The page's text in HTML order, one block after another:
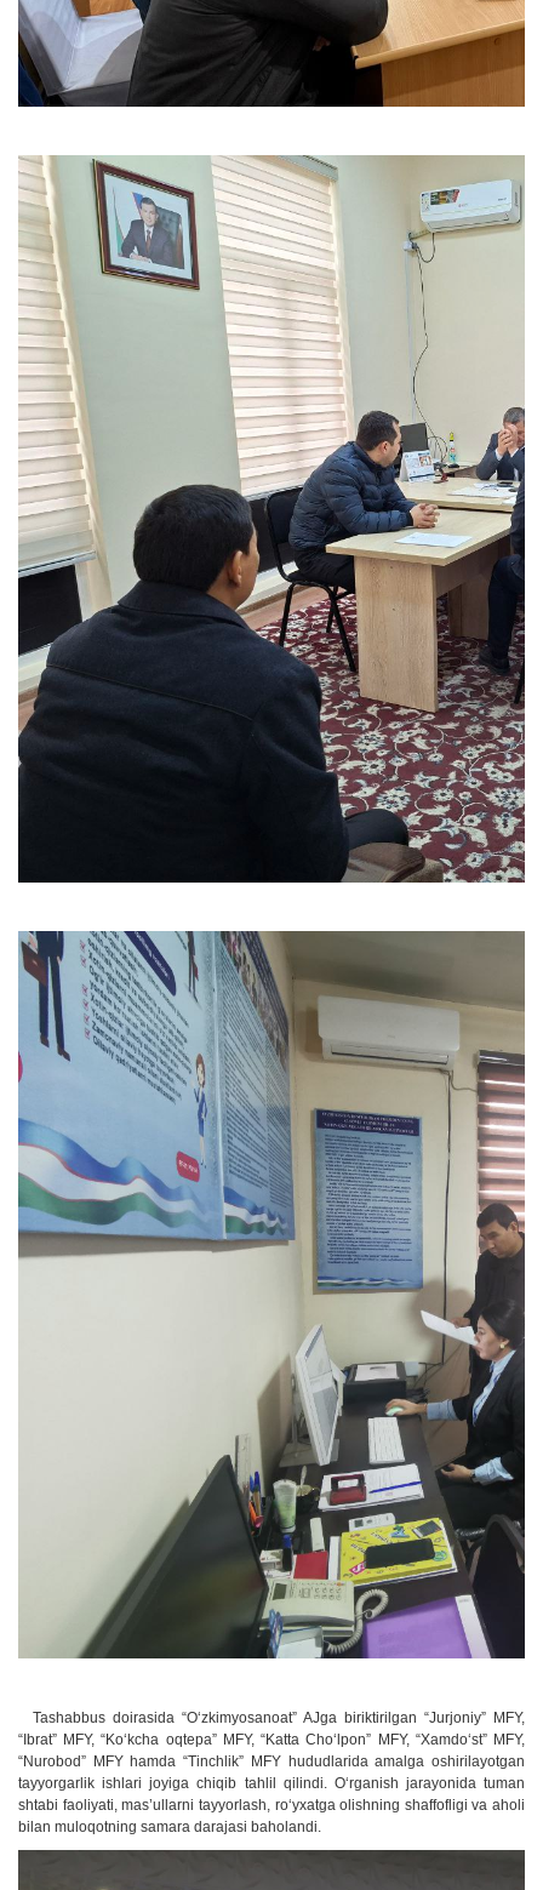
Tashabbus doirasida “O‘zkimyosanoat” AJga biriktirilgan “Jurjoniy” MFY,
“Ibrat” MFY, “Ko‘kcha oqtepa” MFY, “Katta Cho‘lpon” MFY, “Xamdo‘st” MFY,
“Nurobod” MFY hamda “Tinchlik” MFY hududlarida amalga oshirilayotgan
tayyorgarlik ishlari joyiga chiqib tahlil qilindi. O‘rganish jarayonida tuman
shtabi faoliyati, mas’ullarni tayyorlash, ro‘yxatga olishning shaffofligi va aholi
bilan muloqotning samara darajasi baholandi.